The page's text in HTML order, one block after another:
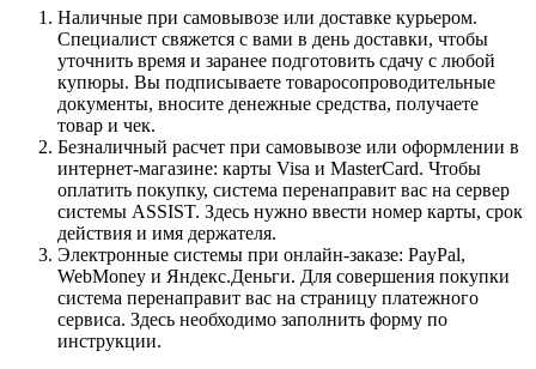
Наличные при самовывозе или доставке курьером.
Специалист свяжется с вами в день доставки, чтобы
уточнить время и заранее подготовить сдачу с любой
купюры. Вы подписываете товаросопроводительные
документы, вносите денежные средства, получаете
товар и чек.
Безналичный расчет при самовывозе или оформлении в
интернет-магазине: карты Visa и MasterCard. Чтобы
оплатить покупку, система перенаправит вас на сервер
системы ASSIST. Здесь нужно ввести номер карты, срок
действия и имя держателя.
Электронные системы при онлайн-заказе: PayPal,
WebMoney и Яндекс.Деньги. Для совершения покупки
система перенаправит вас на страницу платежного
сервиса. Здесь необходимо заполнить форму по
инструкции.